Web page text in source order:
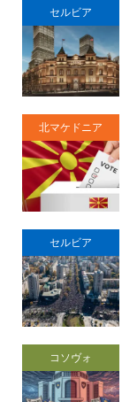
セルビア
北マケドニア
セルビア
コソヴォ